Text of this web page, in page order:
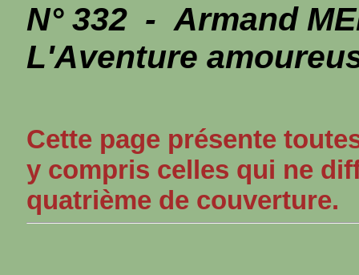
N° 332 - Armand
L'Aventure
Cette page présente
y compris celles qui ne
quatrième de couverture.